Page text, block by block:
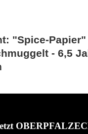
"Spice-Papier"
- 6,5